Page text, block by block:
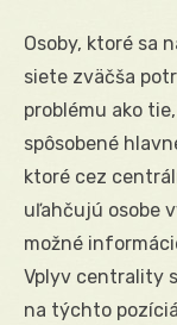
Osoby, ktoré sa
siete zväčša
problému ako
spôsobené
ktoré cez
uľahčujú osobe
možné
Vplyv centrality
na týchto